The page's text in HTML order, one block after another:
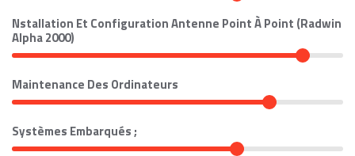
Nstallation Et Configuration Antenne Point À Point (Radwin
Alpha 2000)
Maintenance Des Ordinateurs
Systèmes Embarqués ;